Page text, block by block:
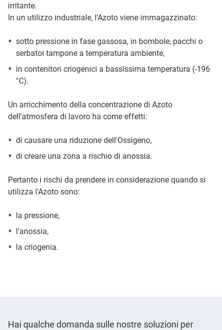
irritante.
In un utilizzo industriale, l'Azoto viene immagazzinato:
sotto pressione in fase gassosa, in bombole, pacchi o
serbatoi tampone a temperatura ambiente,
in contenitori criogenici a bassissima temperatura (-196
°C).
Un arricchimento della concentrazione di Azoto
dell'atmosfera di lavoro ha come effetti:
di causare una riduzione dell'Ossigeno,
di creare una zona a rischio di anossia.
Pertanto i rischi da prendere in considerazione quando si
utilizza l'Azoto sono:
la pressione,
l'anossia,
la criogenia.
Hai qualche domanda sulle nostre soluzioni per